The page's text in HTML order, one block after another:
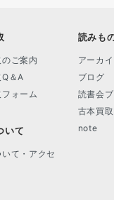
ご案内
＆A
ォーム
いて
て・アクセ
読みも
アーカ
ブログ
読書会
古本買
note